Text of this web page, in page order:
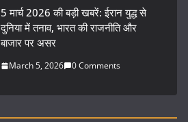
5 मार्च 2026 की बड़ी खबरें: ईरान युद्ध से
दुनिया में तनाव, भारत की राजनीति और
बाजार पर असर
March 5, 2026 0 Comments